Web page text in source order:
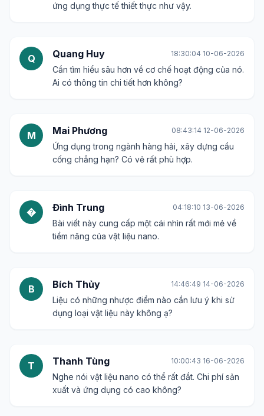
ứng dụng thực tế thiết thực như vậy.
Q Quang Huy 18:30:04 10-06-2026
Cần tìm hiểu sâu hơn về cơ chế hoạt động của nó.
Ai có thông tin chi tiết hơn không?
M Mai Phương 08:43:14 12-06-2026
Ứng dụng trong ngành hàng hải, xây dựng cầu
cống chẳng hạn? Có vẻ rất phù hợp.
� Đình Trung 04:18:10 13-06-2026
Bài viết này cung cấp một cái nhìn rất mới mẻ về
tiềm năng của vật liệu nano.
B Bích Thủy 14:46:49 14-06-2026
Liệu có những nhược điểm nào cần lưu ý khi sử
dụng loại vật liệu này không ạ?
T Thanh Tùng 10:00:43 16-06-2026
Nghe nói vật liệu nano có thể rất đắt. Chi phí sản
xuất và ứng dụng có cao không?